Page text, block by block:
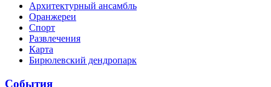
Архитектурный ансамбль
Оранжереи
Спорт
Развлечения
Карта
Бирюлевский дендропарк
События